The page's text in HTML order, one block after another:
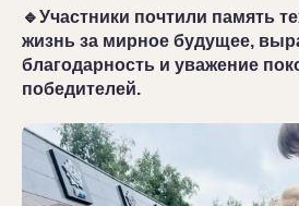
🔹Участники почтили память
жизнь за мирное будущее,
благодарность и уважение
победителей.